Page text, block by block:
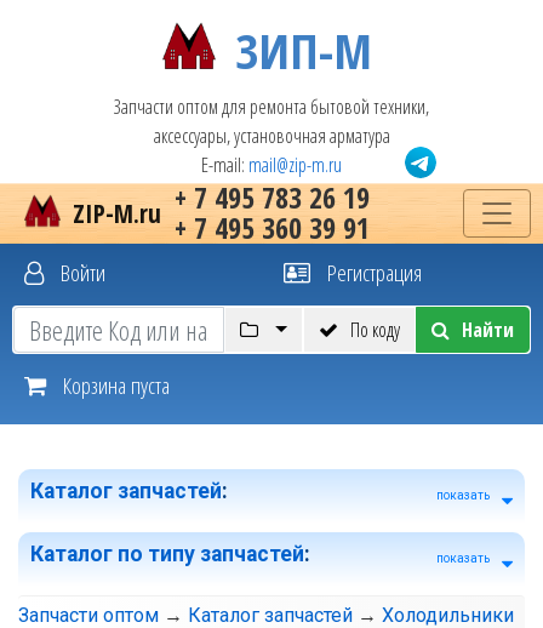
ЗИП-М
Запчасти оптом для ремонта бытовой техники,
аксессуары, установочная арматура
E-mail: mail@zip-m.ru
+ 7 495 783 26 19
+ 7 495 360 39 91
ZIP-M.ru
Войти Регистрация
По коду Найти
Корзина пуста
Каталог запчастей: показать
Каталог по типу запчастей: показать
Запчасти оптом → Каталог запчастей → Холодильники